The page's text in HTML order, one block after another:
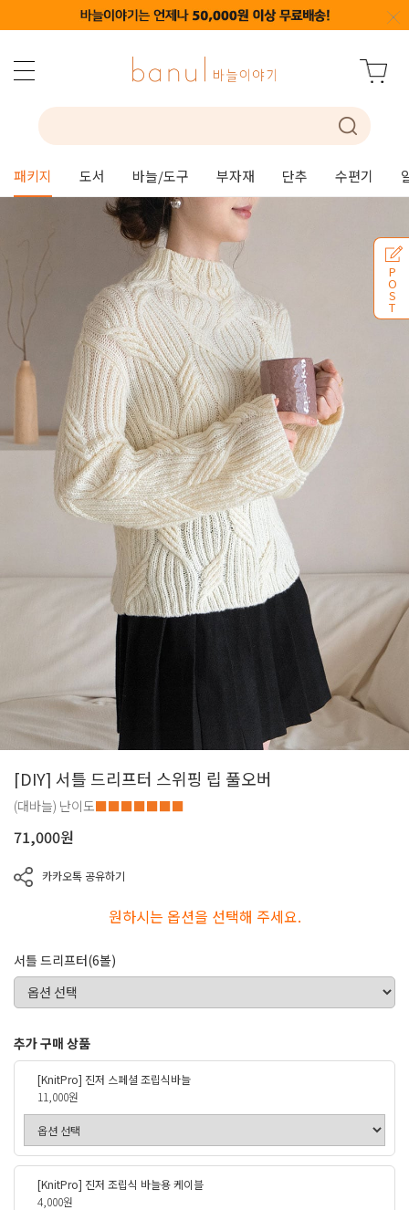
패키지 도서 바늘/도구 부자재 단추 수편기
P
O
S
T
[DIY] 서틀 드리프터 스위핑 립 풀오버
(대바늘) 난이도■■■■■■■
71,000원
카카오톡 공유하기
원하시는 옵션을 선택해 주세요.
서틀 드리프터(6볼)
추가 구매 상품
[KnitPro] 진저 스페셜 조립식바늘
11,000원
[KnitPro] 진저 조립식 바늘용 케이블
4,000원